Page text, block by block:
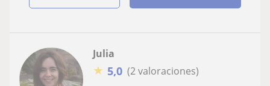
Julia
★ 5,0 (2 valoraciones)